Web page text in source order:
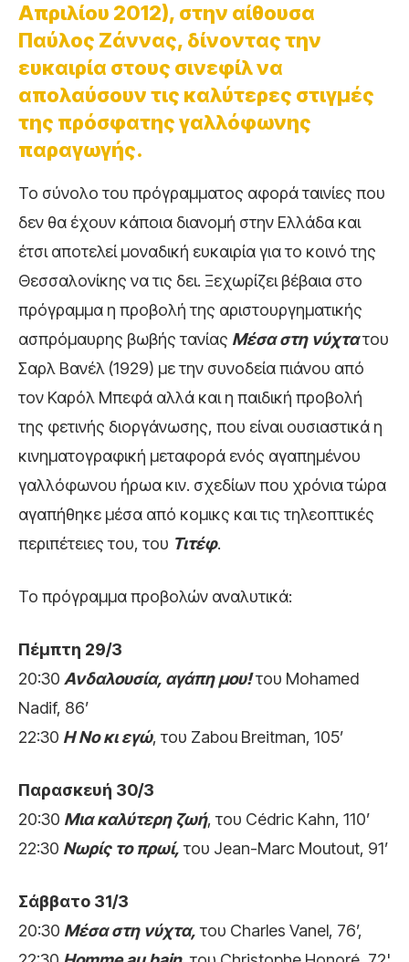
Απριλίου 2012), στην αίθουσα
Παύλος Ζάννας, δίνοντας την
ευκαιρία στους σινεφίλ να
απολαύσουν τις καλύτερες στιγμές
της πρόσφατης γαλλόφωνης
παραγωγής.
Το σύνολο του πρόγραμματος αφορά ταινίες που
δεν θα έχουν κάποια διανομή στην Ελλάδα και
έτσι αποτελεί μοναδική ευκαιρία για το κοινό της
Θεσσαλονίκης να τις δει. Ξεχωρίζει βέβαια στο
πρόγραμμα η προβολή της αριστουργηματικής
ασπρόμαυρης βωβής τανίας Μέσα στη νύχτατου
Σαρλ Βανέλ (1929) με την συνοδεία πιάνου από
τον Καρόλ Μπεφά αλλά και η παιδική προβολή
της φετινής διοργάνωσης, που είναι ουσιαστικά η
κινηματογραφική μεταφορά ενός αγαπημένου
γαλλόφωνου ήρωα κιν. σχεδίων που χρόνια τώρα
αγαπήθηκε μέσα από κομικς και τις τηλεοπτικές
περιπέτειες του, του Τιτέφ.
To πρόγραμμα προβολών αναλυτικά:
Πέμπτη 29/3
20:30 Ανδαλουσία, αγάπη μου!του Mohamed
Nadif, 86’
22:30 Η Νο κι εγώ, του Zabou Breitman, 105’
Παρασκευή 30/3
20:30 Μια καλύτερη ζωή, του Cédric Kahn, 110’
22:30 Νωρίς το πρωί,του Jean-Marc Moutout, 91’
Σάββατο 31/3
20:30 Μέσα στη νύχτα,του Charles Vanel, 76’,